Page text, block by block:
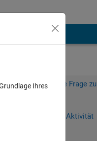
sich an, um diese Frage zu
Anmelden, um Aktivität
Ihres